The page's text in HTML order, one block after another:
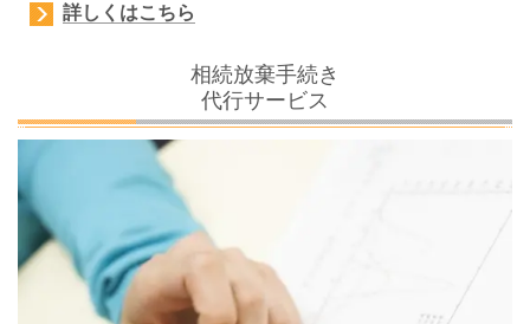
詳しくはこちら
相続放棄手続き
代行サービス